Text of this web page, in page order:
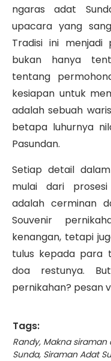
ngaras adat
upacara yang
Tradisi ini menjadi
bukan hanya
tentang
kesiapan untuk
adalah sebuah
betapa luhurnya
Pasundan.
Setiap detail
mulai dari
adalah cerminan
Souvenir
kenangan, tetapi
tulus kepada para
doa restunya.
pernikahan? pesan
Tags:
Randy, Makna siraman
Sunda, Siraman Adat